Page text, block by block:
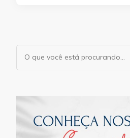
Procurando
algo?